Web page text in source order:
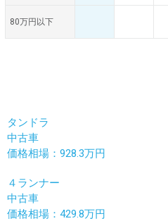
80万円以下
タンドラ
中古車
価格相場：928.3万円
４ランナー
中古車
価格相場：429.8万円